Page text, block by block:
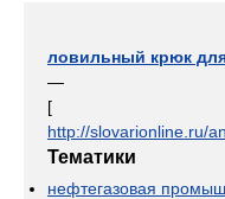
ловильный крюк
—
[
http://slovarionline.ru/
Тематики
нефтегазовая